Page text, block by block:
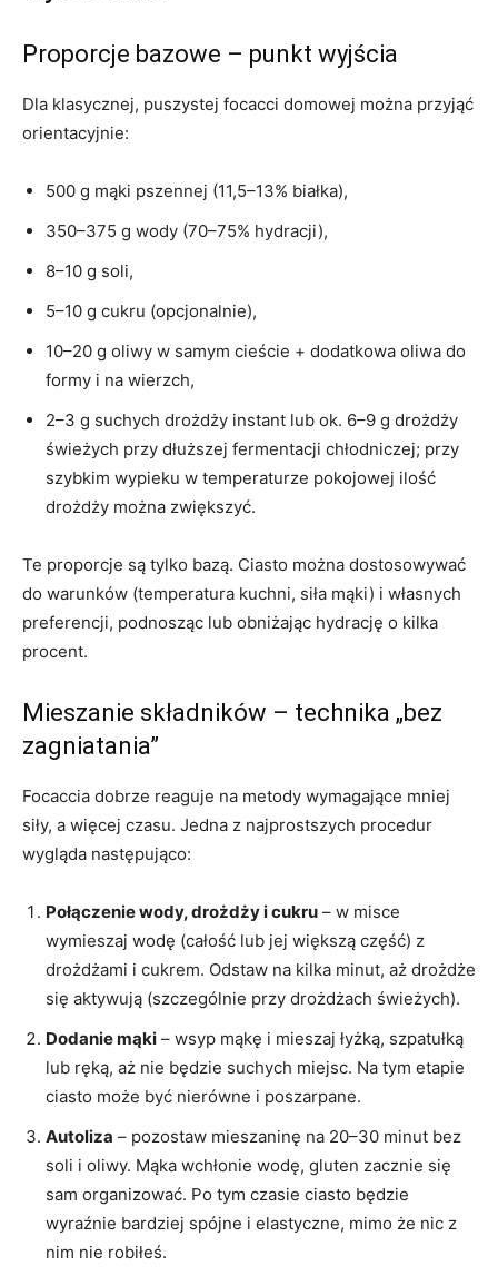
Proporcje bazowe – punkt wyjścia
Dla klasycznej, puszystej focacci domowej można przyjąć
orientacyjnie:
500 g mąki pszennej (11,5–13% białka),
350–375 g wody (70–75% hydracji),
8–10 g soli,
5–10 g cukru (opcjonalnie),
10–20 g oliwy w samym cieście + dodatkowa oliwa do
formy i na wierzch,
2–3 g suchych drożdży instant lub ok. 6–9 g drożdży
świeżych przy dłuższej fermentacji chłodniczej; przy
szybkim wypieku w temperaturze pokojowej ilość
drożdży można zwiększyć.
Te proporcje są tylko bazą. Ciasto można dostosowywać
do warunków (temperatura kuchni, siła mąki) i własnych
preferencji, podnosząc lub obniżając hydrację o kilka
procent.
Mieszanie składników – technika „bez
zagniatania”
Focaccia dobrze reaguje na metody wymagające mniej
siły, a więcej czasu. Jedna z najprostszych procedur
wygląda następująco:
Połączenie wody, drożdży i cukru – w misce
wymieszaj wodę (całość lub jej większą część) z
drożdżami i cukrem. Odstaw na kilka minut, aż drożdże
się aktywują (szczególnie przy drożdżach świeżych).
Dodanie mąki – wsyp mąkę i mieszaj łyżką, szpatułką
lub ręką, aż nie będzie suchych miejsc. Na tym etapie
ciasto może być nierówne i poszarpane.
Autoliza – pozostaw mieszaninę na 20–30 minut bez
soli i oliwy. Mąka wchłonie wodę, gluten zacznie się
sam organizować. Po tym czasie ciasto będzie
wyraźnie bardziej spójne i elastyczne, mimo że nic z
nim nie robiłeś.